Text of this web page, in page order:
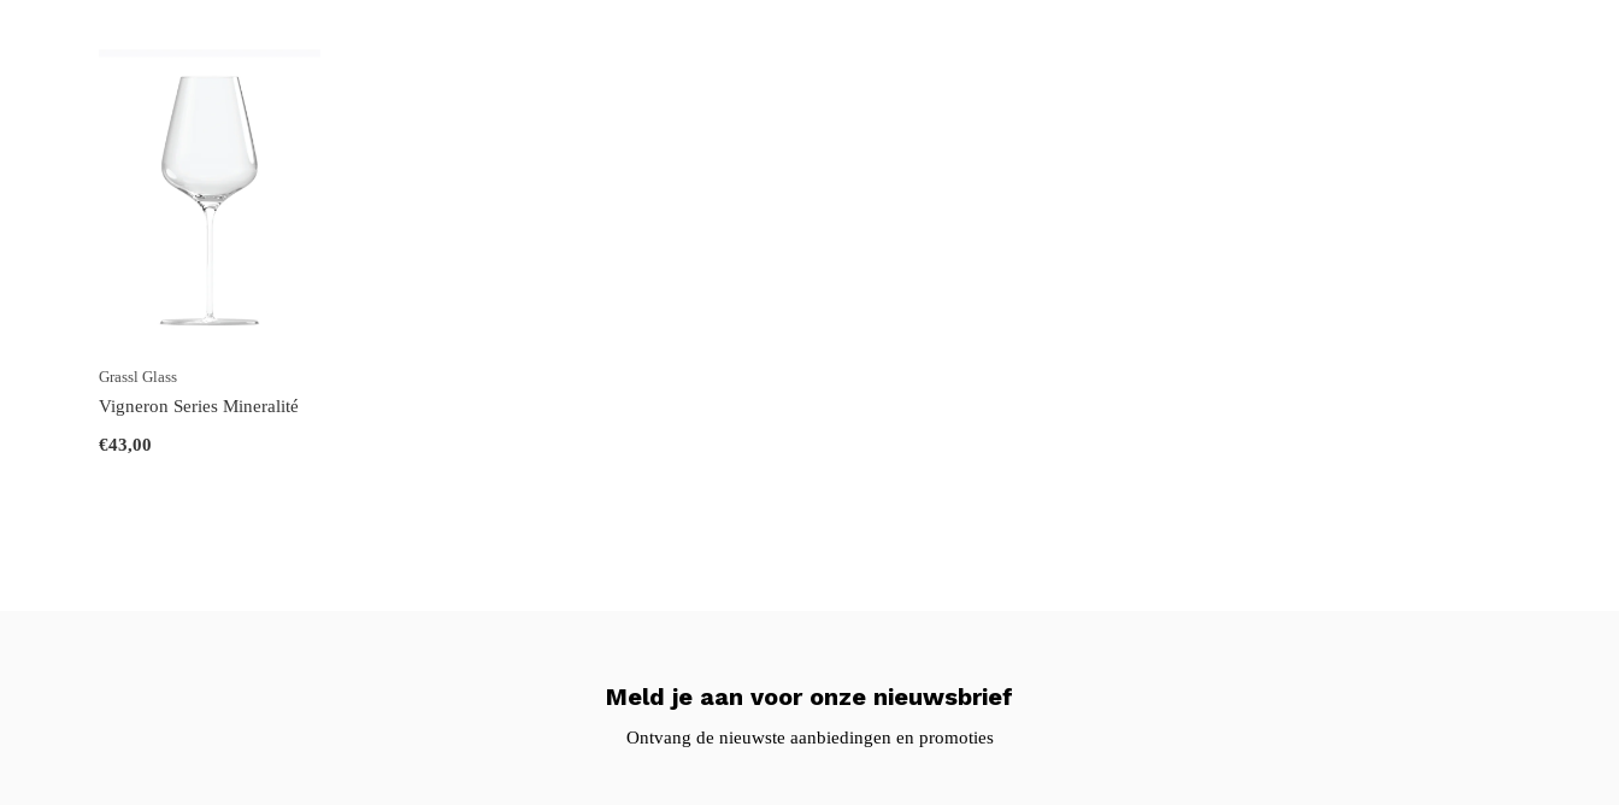
Grassl Glass
Vigneron Series Mineralité
€43,00
Meld je aan voor onze nieuwsbrief
Ontvang de nieuwste aanbiedingen en promoties